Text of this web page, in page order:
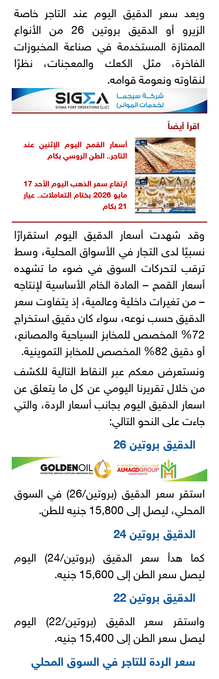
ويعد سعر الدقيق اليوم عند التاجر خاصة
الزيرو أو الدقيق بروتين 26 من الأنواع
الممتازة المستخدمة في صناعة المخبوزات
الفاخرة، مثل الكعك والمعجنات، نظرًا
لنقاوته ونعومة قوامه.
اقرأ أيضاً
أسعار القمح اليوم الإثنين عند
التاجر.. الطن الروسي بكام
ارتفاع سعر الذهب اليوم الأحد 17
مايو 2026 بختام التعاملات.. عيار
21 بكام
وقد شهدت أسعار الدقيق اليوم استقرارًا
نسبيًا لدى التجار في الأسواق المحلية، وسط
ترقب لتحركات السوق في ضوء ما تشهده
أسعار القمح – المادة الخام الأساسية لإنتاجه
– من تغيرات داخلية وعالمية، إذ يتفاوت سعر
الدقيق حسب نوعه، سواء كان دقيق استخراج
72% المخصص للمخابز السياحية والمصانع،
أو دقيق 82% المخصص للمخابز التموينية.
ونستعرض معكم عبر النقاط التالية للكشف
من خلال تقريرنا اليومي عن كل ما يتعلق عن
اسعار الدقيق اليوم بجانب أسعار الردة، والتي
جاءت على النحو التالي:
الدقيق بروتين 26
استقر سعر الدقيق (بروتين/26) في السوق
المحلي، ليصل إلى 15,800 جنيه للطن.
الدقيق بروتين 24
كما هدأ سعر الدقيق (بروتين/24) اليوم
ليصل سعر الطن إلى 15,600 جنيه.
الدقيق بروتين 22
واستقر سعر الدقيق (بروتين/22) اليوم
ليصل سعر الطن إلى 15,400 جنيه.
سعر الردة للتاجر في السوق المحلي